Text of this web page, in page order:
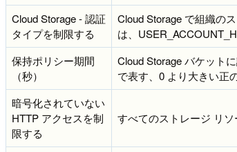
Cloud Storage - 認証
タイプを制限する
Cloud Storage で組織の
は、
保持ポリシー期間
（秒）
Cloud Storage バケット
で表す、0 より大きい正
暗号化されていない
HTTP アクセスを制
限する
すべてのストレージ リ